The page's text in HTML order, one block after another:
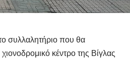
συλλαλητήριο που θα
κέντρο της Βίγλας